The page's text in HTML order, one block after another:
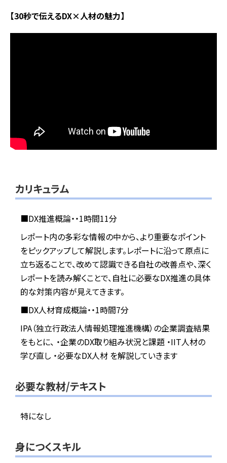
【30秒で伝えるDX×人材の魅力】
カリキュラム
■DX推進概論・・1時間11分
レポート内の多彩な情報の中から、より重要なポイント
をピックアップして解説します。レポートに沿って原点に
立ち返ることで、改めて認識できる自社の改善点や、深く
レポートを読み解くことで、自社に必要なDX推進の具体
的な対策内容が見えてきます。
■DX人材育成概論・・1時間7分
IPA（独立行政法人情報処理推進機構）の企業調査結果
をもとに、 ・企業のDX取り組み状況と課題 ・IIT人材の
学び直し ・必要なDX人材 を解説していきます
必要な教材/テキスト
特になし
身につくスキル